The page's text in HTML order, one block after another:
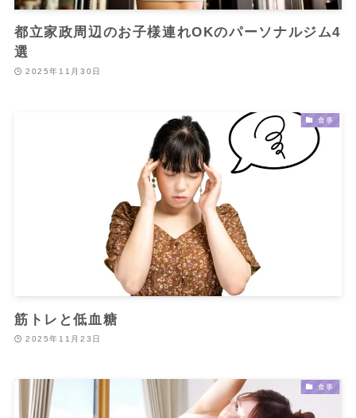
都立家政周辺のお子様連れOKのパーソナルジム4
選
2025年11月30日
食事
筋トレと低血糖
2025年11月23日
食事